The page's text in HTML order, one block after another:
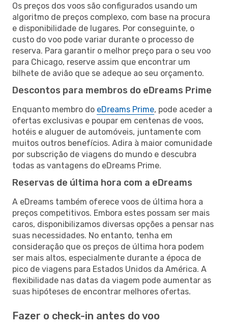
Os preços dos voos são configurados usando um
algoritmo de preços complexo, com base na procura
e disponibilidade de lugares. Por conseguinte, o
custo do voo pode variar durante o processo de
reserva. Para garantir o melhor preço para o seu voo
para Chicago, reserve assim que encontrar um
bilhete de avião que se adeque ao seu orçamento.
Descontos para membros do eDreams Prime
Enquanto membro do eDreams Prime, pode aceder a
ofertas exclusivas e poupar em centenas de voos,
hotéis e aluguer de automóveis, juntamente com
muitos outros benefícios. Adira à maior comunidade
por subscrição de viagens do mundo e descubra
todas as vantagens do eDreams Prime.
Reservas de última hora com a eDreams
A eDreams também oferece voos de última hora a
preços competitivos. Embora estes possam ser mais
caros, disponibilizamos diversas opções a pensar nas
suas necessidades. No entanto, tenha em
consideração que os preços de última hora podem
ser mais altos, especialmente durante a época de
pico de viagens para Estados Unidos da América. A
flexibilidade nas datas da viagem pode aumentar as
suas hipóteses de encontrar melhores ofertas.
Fazer o check-in antes do voo